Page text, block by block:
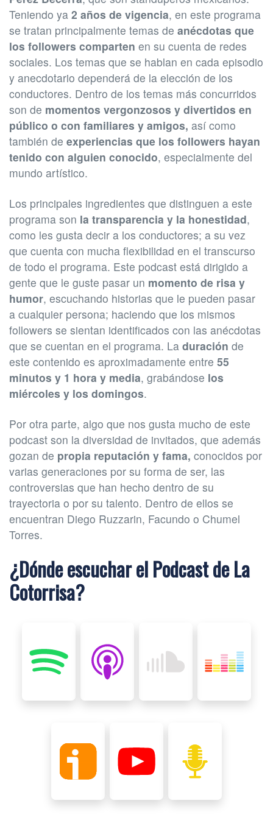
Teniendo ya 2 años de vigencia, en este programa
se tratan principalmente temas de anécdotas que
los followers comparten en su cuenta de redes
sociales. Los temas que se hablan en cada episodio
y anecdotario dependerá de la elección de los
conductores. Dentro de los temas más concurridos
son de momentos vergonzosos y divertidos en
público o con familiares y amigos, así como
también de experiencias que los followers hayan
tenido con alguien conocido, especialmente del
mundo artístico.
Los principales ingredientes que distinguen a este
programa son la transparencia y la honestidad,
como les gusta decir a los conductores; a su vez
que cuenta con mucha flexibilidad en el transcurso
de todo el programa. Este podcast está dirigido a
gente que le guste pasar un momento de risa y
humor, escuchando historias que le pueden pasar
a cualquier persona; haciendo que los mismos
followers se sientan identificados con las anécdotas
que se cuentan en el programa. La duración de
este contenido es aproximadamente entre 55
minutos y 1 hora y media, grabándose los
miércoles y los domingos.
Por otra parte, algo que nos gusta mucho de este
podcast son la diversidad de invitados, que además
gozan de propia reputación y fama, conocidos por
varias generaciones por su forma de ser, las
controversias que han hecho dentro de su
trayectoria o por su talento. Dentro de ellos se
encuentran Diego Ruzzarin, Facundo o Chumel
Torres.
¿Dónde escuchar el Podcast de La
Cotorrisa?